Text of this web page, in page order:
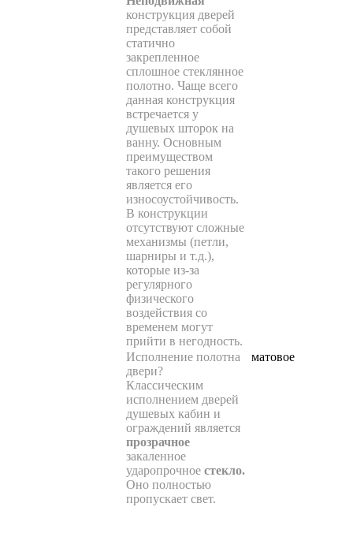
конструкция дверей
представляет собой
статично
закрепленное
сплошное стеклянное
полотно. Чаще всего
данная конструкция
встречается у
душевых шторок на
ванну. Основным
преимуществом
такого решения
является его
износоустойчивость.
В конструкции
отсутствуют сложные
механизмы (петли,
шарниры и т.д.),
которые из-за
регулярного
физического
воздействия со
временем могут
прийти в негодность.
Исполнение полотна
двери?
Классическим
исполнением дверей
душевых кабин и
ограждений является
прозрачное
закаленное
ударопрочное стекло.
Оно полностью
пропускает свет.
матовое